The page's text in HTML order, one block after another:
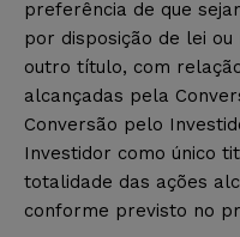
preferência de que
por disposição de lei
outro título, com
alcançadas pela
Conversão pelo
Investidor como único
totalidade das ações
conforme previsto no